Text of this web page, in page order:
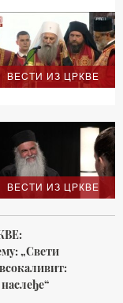
ВЕСТИ ИЗ ЦРКВЕ
ВЕСТИ ИЗ ЦРКВЕ
„Свети